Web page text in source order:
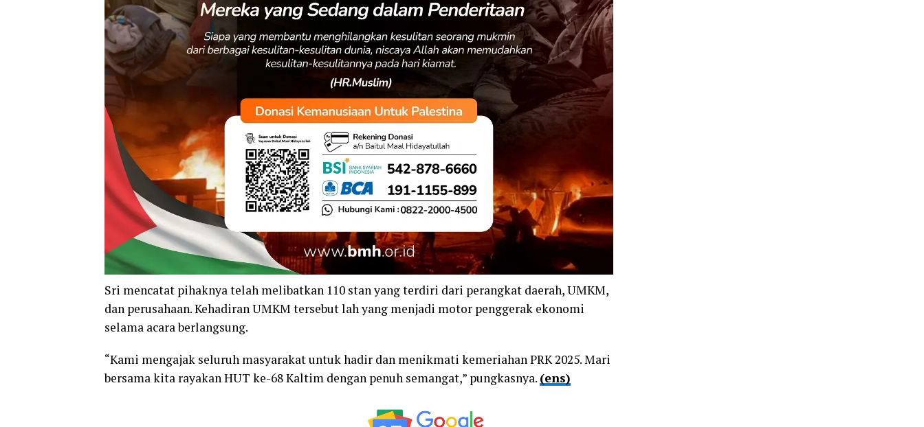
Sri mencatat pihaknya telah melibatkan 110 stan yang terdiri dari perangkat daerah, UMKM,
dan perusahaan. Kehadiran UMKM tersebut lah yang menjadi motor penggerak ekonomi
selama acara berlangsung.
“Kami mengajak seluruh masyarakat untuk hadir dan menikmati kemeriahan PRK 2025. Mari
bersama kita rayakan HUT ke-68 Kaltim dengan penuh semangat,” pungkasnya. (ens)